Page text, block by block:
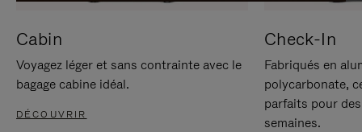
Cabin
Voyagez léger et sans contrainte avec le
bagage cabine idéal.
DÉCOUVRIR
Check-In
Fabriqués en
polycarbonate,
parfaits pour
semaines.